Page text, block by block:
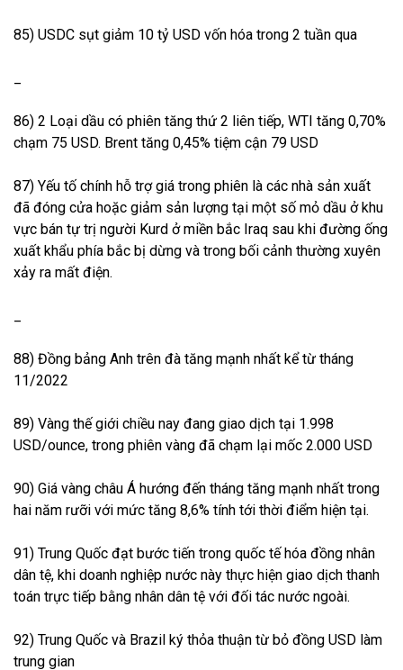
85) USDC sụt giảm 10 tỷ USD vốn hóa trong 2 tuần qua
86) 2 Loại dầu có phiên tăng thứ 2 liên tiếp, WTI tăng 0,70%
chạm 75 USD. Brent tăng 0,45% tiệm cận 79 USD
87) Yếu tố chính hỗ trợ giá trong phiên là các nhà sản xuất
đã đóng cửa hoặc giảm sản lượng tại một số mỏ dầu ở khu
vực bán tự trị người Kurd ở miền bắc Iraq sau khi đường ống
xuất khẩu phía bắc bị dừng và trong bối cảnh thường xuyên
xảy ra mất điện.
88) Đồng bảng Anh trên đà tăng mạnh nhất kể từ tháng
11/2022
89) Vàng thế giới chiều nay đang giao dịch tại 1.998
USD/ounce, trong phiên vàng đã chạm lại mốc 2.000 USD
90) Giá vàng châu Á hướng đến tháng tăng mạnh nhất trong
hai năm rưỡi với mức tăng 8,6% tính tới thời điểm hiện tại.
91) Trung Quốc đạt bước tiến trong quốc tế hóa đồng nhân
dân tệ, khi doanh nghiệp nước này thực hiện giao dịch thanh
toán trực tiếp bằng nhân dân tệ với đối tác nước ngoài.
92) Trung Quốc và Brazil ký thỏa thuận từ bỏ đồng USD làm
trung gian